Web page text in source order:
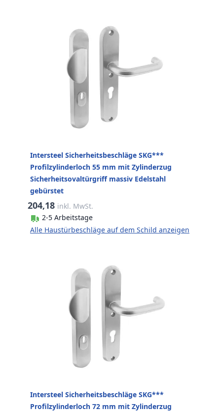
Intersteel Sicherheitsbeschläge SKG***
Profilzylinderloch 55 mm mit Zylinderzug
Sicherheitsovaltürgriff massiv Edelstahl
gebürstet
204,18 inkl. MwSt.
2-5 Arbeitstage
Alle Haustürbeschläge auf dem Schild anzeigen
Intersteel Sicherheitsbeschläge SKG***
Profilzylinderloch 72 mm mit Zylinderzug